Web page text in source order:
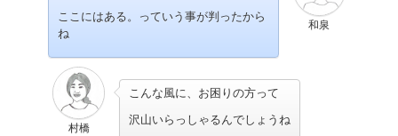
和泉
ここにはある。っていう事が判ったから
ね
村橋
こんな風に、お困りの方って
沢山いらっしゃるんでしょうね